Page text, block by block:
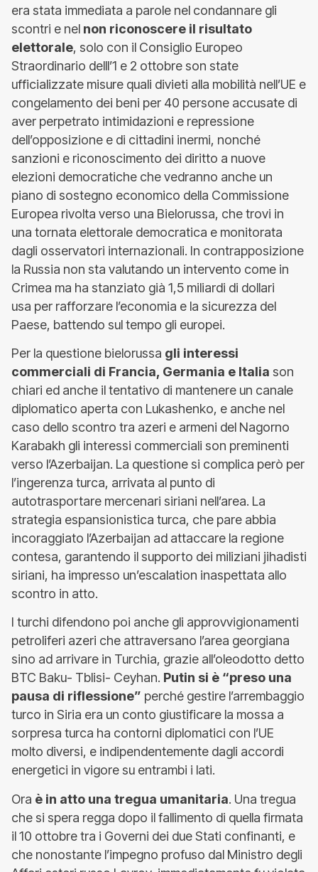
era stata immediata a parole nel condannare gli
scontri e nel non riconoscere il risultato
elettorale, solo con il Consiglio Europeo
Straordinario delll’1 e 2 ottobre son state
ufficializzate misure quali divieti alla mobilità nell’UE e
congelamento dei beni per 40 persone accusate di
aver perpetrato intimidazioni e repressione
dell’opposizione e di cittadini inermi, nonché
sanzioni e riconoscimento dei diritto a nuove
elezioni democratiche che vedranno anche un
piano di sostegno economico della Commissione
Europea rivolta verso una Bielorussa, che trovi in
una tornata elettorale democratica e monitorata
dagli osservatori internazionali. In contrapposizione
la Russia non sta valutando un intervento come in
Crimea ma ha stanziato già 1,5 miliardi di dollari
usa per rafforzare l’economia e la sicurezza del
Paese, battendo sul tempo gli europei.
Per la questione bielorussa gli interessi
commerciali di Francia, Germania e Italia son
chiari ed anche il tentativo di mantenere un canale
diplomatico aperta con Lukashenko, e anche nel
caso dello scontro tra azeri e armeni del Nagorno
Karabakh gli interessi commerciali son preminenti
verso l’Azerbaijan. La questione si complica però per
l’ingerenza turca, arrivata al punto di
autotrasportare mercenari siriani nell’area. La
strategia espansionistica turca, che pare abbia
incoraggiato l’Azerbaijan ad attaccare la regione
contesa, garantendo il supporto dei miliziani jihadisti
siriani, ha impresso un’escalation inaspettata allo
scontro in atto.
I turchi difendono poi anche gli approvvigionamenti
petroliferi azeri che attraversano l’area georgiana
sino ad arrivare in Turchia, grazie all’oleodotto detto
BTC Baku- Tblisi- Ceyhan. Putin si è “preso una
pausa di riflessione” perché gestire l’arrembaggio
turco in Siria era un conto giustificare la mossa a
sorpresa turca ha contorni diplomatici con l’UE
molto diversi, e indipendentemente dagli accordi
energetici in vigore su entrambi i lati.
Ora è in atto una tregua umanitaria. Una tregua
che si spera regga dopo il fallimento di quella firmata
il 10 ottobre tra i Governi dei due Stati confinanti, e
che nonostante l’impegno profuso dal Ministro degli